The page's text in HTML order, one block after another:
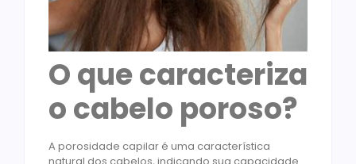
O que caracteriza
o cabelo poroso?
A porosidade capilar é uma característica